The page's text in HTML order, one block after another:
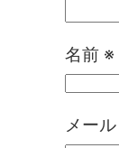
名前 ※
メール